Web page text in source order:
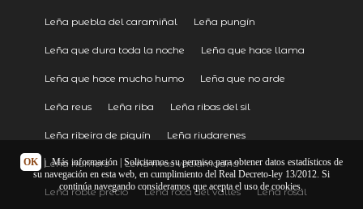
Leña puebla del caramiñal Leña pungín
Leña que dura toda la noche Leña que hace llama
Leña que hace mucho humo Leña que no arde
Leña reus Leña riba Leña ribas del sil
Leña ribeira de piquín Leña riudarenes
Leña riumors Leña rivas vaciamadrid
Leña roble precio Leña roca del vallès Leña rosal
OK | Más información| Solicitamos su permiso para obtener datos estadísticos de
su navegación en esta web, en cumplimiento del Real Decreto-ley 13/2012. Si
continúa navegando consideramos que acepta el uso de cookies.